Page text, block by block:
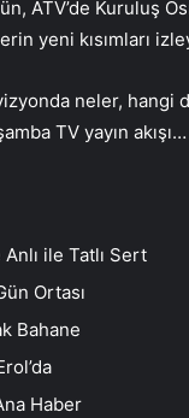
ATV’de Kuruluş
yeni kısımları
neler, hangi
TV yayın akışı…
ile Tatlı Sert
Ortası
Bahane
Haber